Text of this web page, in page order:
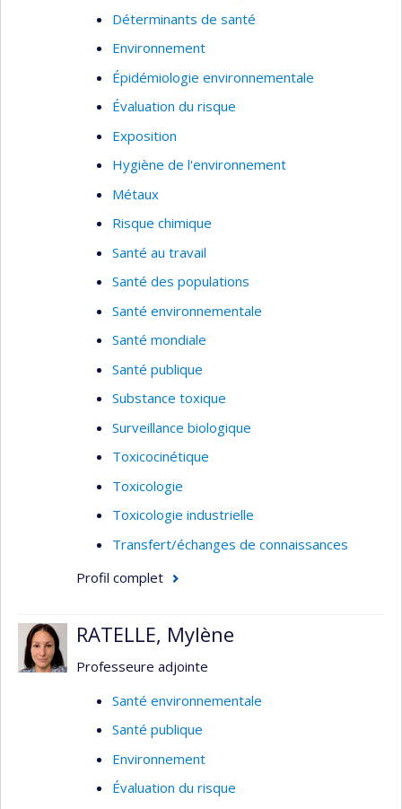
Déterminants de santé
Environnement
Épidémiologie environnementale
Évaluation du risque
Exposition
Hygiène de l'environnement
Métaux
Risque chimique
Santé au travail
Santé des populations
Santé environnementale
Santé mondiale
Santé publique
Substance toxique
Surveillance biologique
Toxicocinétique
Toxicologie
Toxicologie industrielle
Transfert/échanges de connaissances
Profil complet
RATELLE, Mylène
Professeure adjointe
Santé environnementale
Santé publique
Environnement
Évaluation du risque